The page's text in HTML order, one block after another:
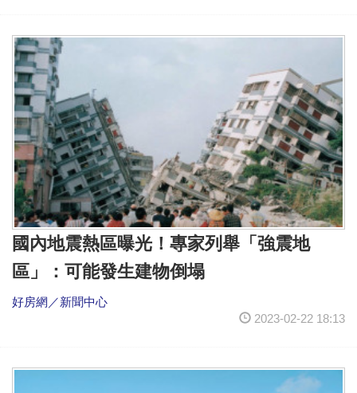
國內地震熱區曝光！專家列舉「強震地
區」：可能發生建物倒塌
好房網／新聞中心
2023-02-22 18:13